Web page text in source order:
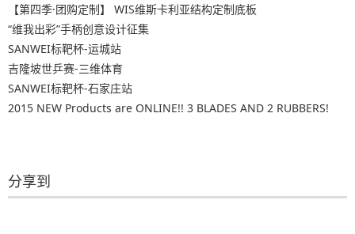
【第四季·团购定制】 WIS维斯卡利亚结构定制底板
“维我出彩”手柄创意设计征集
SANWEI标靶杯-运城站
吉隆坡世乒赛-三维体育
SANWEI标靶杯-石家庄站
2015 NEW Products are ONLINE!! 3 BLADES AND 2 RUBBERS!
分享到